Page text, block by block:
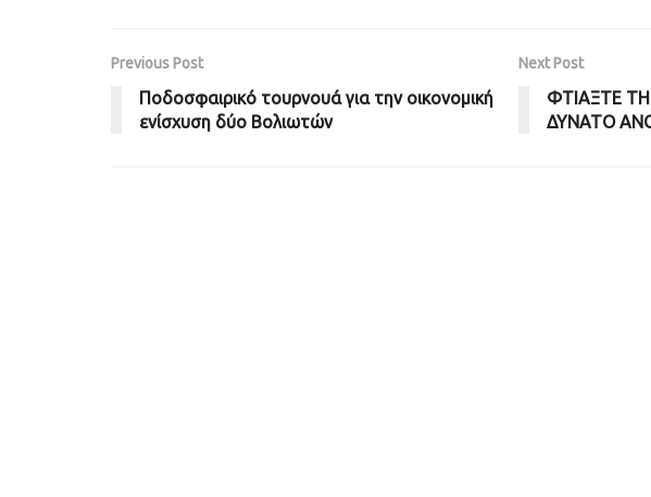
Previous Post
Ποδοσφαιρικό τουρνουά για την οικονομική
ενίσχυση δύο Βολιωτών
Next Post
ΦΤΙΑΞΤΕ
ΔΥΝΑΤΟ